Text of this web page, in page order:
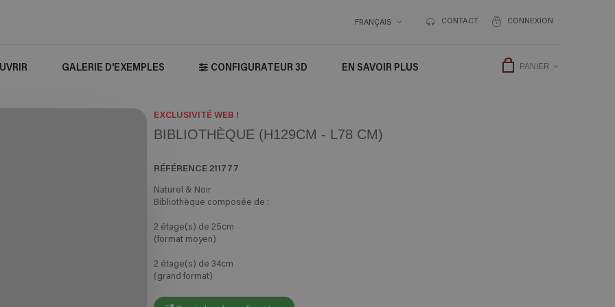
CONNEXION
CONTACT
FRANÇAIS
PANIER
GALERIE D'EXEMPLES CONFIGURATEUR 3D EN SAVOIR PLUS
EXCLUSIVITÉ WEB !
BIBLIOTHÈQUE (H129CM - L78 CM)
RÉFÉRENCE211777
Naturel & Noir
Bibliothèque composée de :
2 étage(s) de 25cm
(format moyen)
2 étage(s) de 34cm
(grand format)